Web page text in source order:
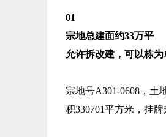
01
宗地总建面约33万平
允许拆改建，可以栋
宗地号A301-0608，土
积330701平方米，挂